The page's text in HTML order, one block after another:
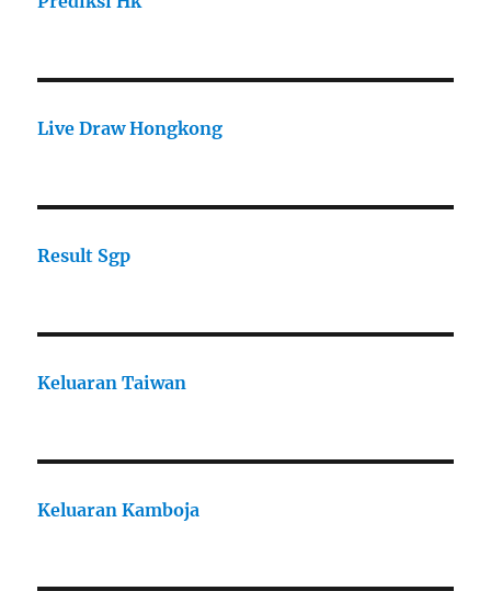
Live Draw Hongkong
Result Sgp
Keluaran Taiwan
Keluaran Kamboja